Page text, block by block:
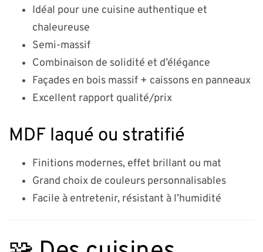
Idéal pour une cuisine authentique et
chaleureuse
Semi-massif
Combinaison de solidité et d’élégance
Façades en bois massif + caissons en panneaux
Excellent rapport qualité/prix
MDF laqué ou stratifié
Finitions modernes, effet brillant ou mat
Grand choix de couleurs personnalisables
Facile à entretenir, résistant à l’humidité